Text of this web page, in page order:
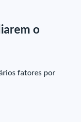
o
fatores por